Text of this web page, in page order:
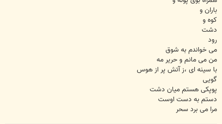
باران و
کوه و
دشت
رود
می خواندم به شوق
من می مانم و حریر مه
با سینه ای ،‌ز آتش پر از هوس
گویی
پوپکی هستم میان دشت
دستم به دست اوست
مرا می برد سحر